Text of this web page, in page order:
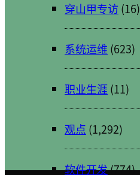
穿山甲专访(16)
系统运维 (623)
职业生涯(11)
观点 (1,292)
软件开发(774)